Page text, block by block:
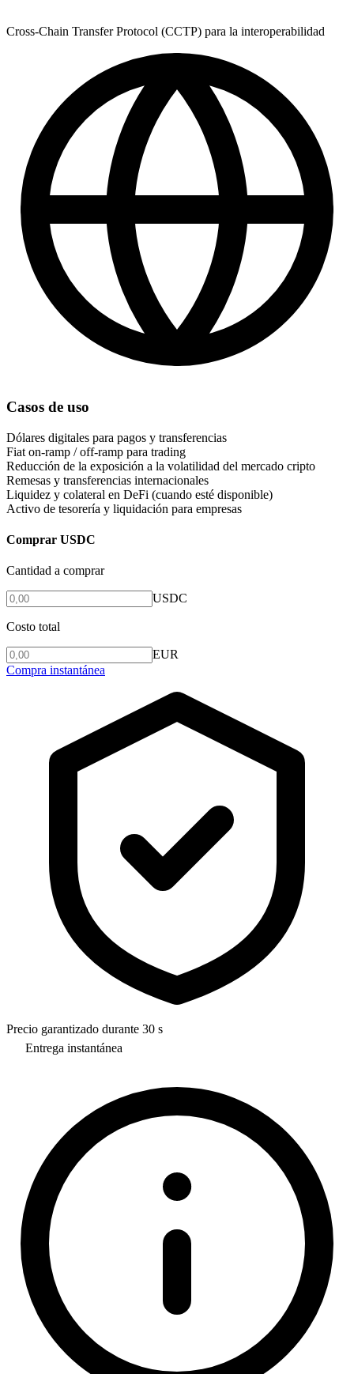
Cross-Chain Transfer Protocol (CCTP) para la interoperabilidad
Casos de uso
Dólares digitales para pagos y transferencias
Fiat on-ramp / off-ramp para trading
Reducción de la exposición a la volatilidad del mercado cripto
Remesas y transferencias internacionales
Liquidez y colateral en DeFi (cuando esté disponible)
Activo de tesorería y liquidación para empresas
Comprar USDC
Cantidad a comprar
USDC
Costo total
EUR
Compra instantánea
Precio garantizado durante 30 s
Entrega instantánea